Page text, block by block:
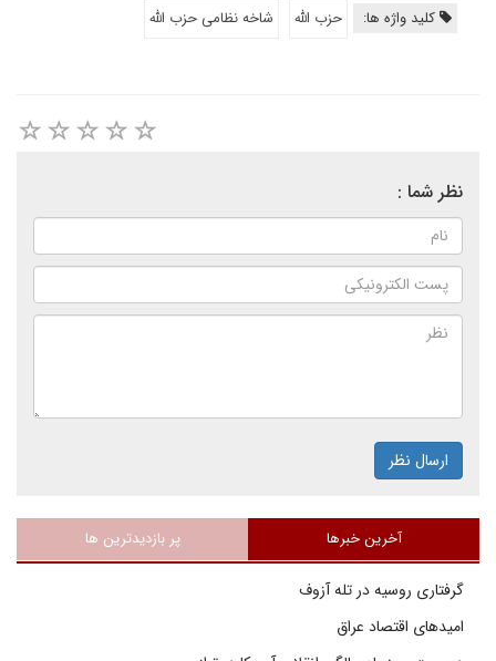
کلید واژه ها: حزب الله شاخه نظامی حزب الله
نظر شما :
ارسال نظر
آخرین خبرها پر بازدیدترین ها
گرفتاری روسیه در تله آزوف
امیدهای اقتصاد عراق